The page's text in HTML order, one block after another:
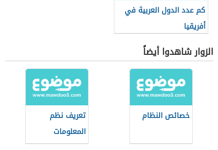
كم عدد الدول العربية في
أفريقيا
الزوار شاهدوا أيضاً
خصائص النظام
تعريف نظم
المعلومات